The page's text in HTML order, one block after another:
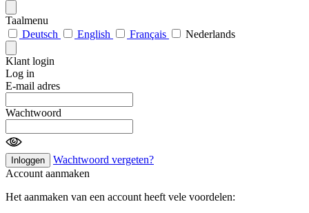
Taalmenu
Deutsch
English Français Nederlands
Klant login
Log in
E-mail adres
Wachtwoord
Inloggen
Wachtwoord vergeten?
Account aanmaken
Het aanmaken van een account heeft vele voordelen: